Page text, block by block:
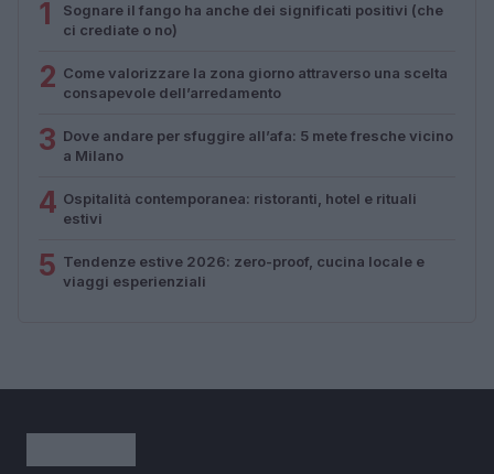
1
Sognare il fango ha anche dei significati positivi (che
ci crediate o no)
2 Come valorizzare la zona giorno attraverso una scelta
consapevole dell’arredamento
3 Dove andare per sfuggire all’afa: 5 mete fresche vicino
a Milano
4 Ospitalità contemporanea: ristoranti, hotel e rituali
estivi
5 Tendenze estive 2026: zero-proof, cucina locale e
viaggi esperienziali